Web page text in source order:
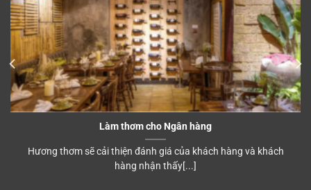
Làm thơm cho Ngân hàng
Hương thơm sẽ cải thiện đánh giá của khách hàng và khách
hàng nhận thấy[...]